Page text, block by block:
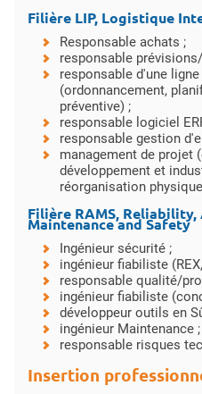
Filière LIP, Logistique
Responsable achats ;
responsable
responsable d'une
(ordonnancement,
préventive) ;
responsable logiciel
responsable gestion
management de projet
développement et
réorganisation
Filière RAMS,
Maintenance and Safety
Ingénieur sécurité ;
ingénieur fiabiliste
responsable qualité/
ingénieur fiabiliste
développeur outils en
ingénieur Maintenance ;
responsable risques
Insertion